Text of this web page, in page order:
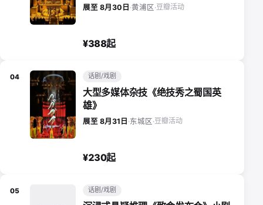
展至 8月30日 ·黄浦区·豆瓣活动
¥388起
04 话剧/戏剧
大型多媒体杂技《绝技秀之蜀国英
雄》
展至 8月31日 ·东城区·豆瓣活动
¥230起
05 话剧/戏剧